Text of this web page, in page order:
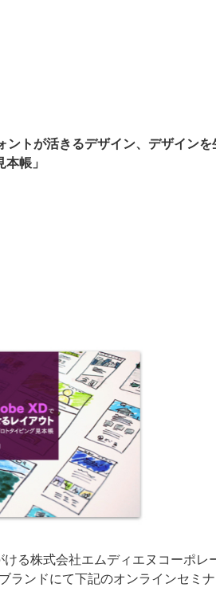
トが活きるデザイン、デザイン
帳」
る株式会社エムディエヌコーポ
ンドにて下記のオンラインセミナ